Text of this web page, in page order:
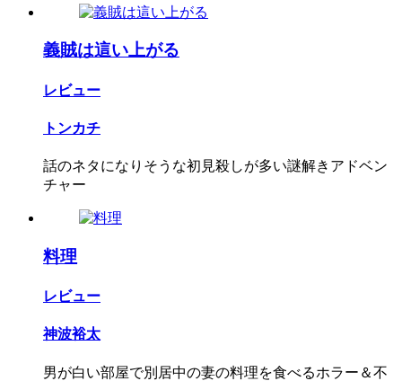
義賊は這い上がる
レビュー
トンカチ
話のネタになりそうな初見殺しが多い謎解きアドベン
チャー
料理
レビュー
神波裕太
男が白い部屋で別居中の妻の料理を食べるホラー＆不